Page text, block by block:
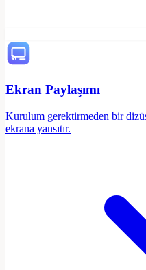
Ekran Paylaşımı
Kurulum gerektirmeden bir
ekrana yansıtır.